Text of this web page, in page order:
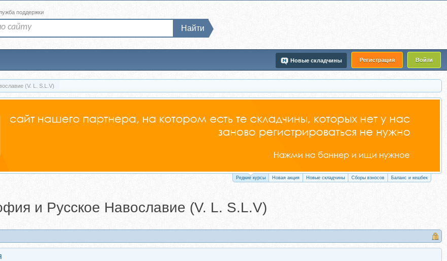
Регистрация Войти
Новые складчины
поддержки
Найти
(V. L. S.L.V)
Редкие курсы Новая акция Новые складчины Сборы взносов Баланс и кешбек
и Русское Навославие (V. L. S.L.V)